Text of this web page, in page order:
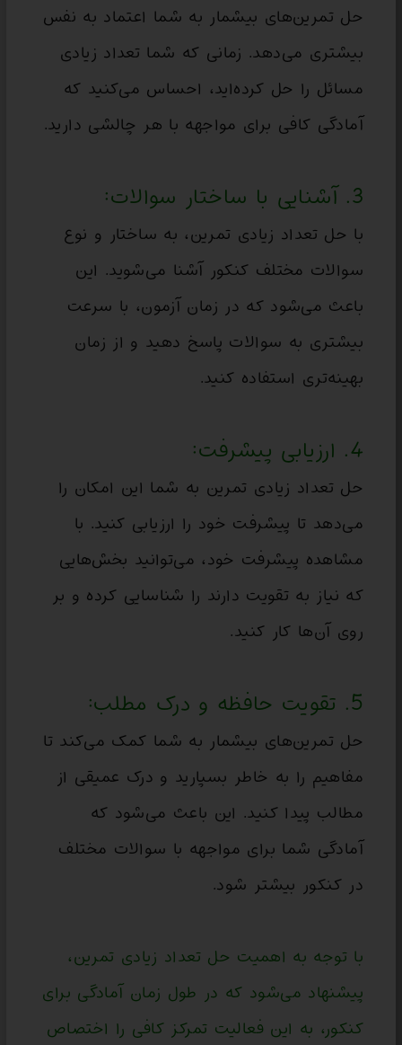
حل تمرین‌های بیشمار به شما اعتماد به نفس
بیشتری می‌دهد. زمانی که شما تعداد زیادی
مسائل را حل کرده‌اید، احساس می‌کنید که
آمادگی کافی برای مواجهه با هر چالشی دارید.
3. آشنایی با ساختار سوالات:
با حل تعداد زیادی تمرین، به ساختار و نوع
سوالات مختلف کنکور آشنا می‌شوید. این
باعث می‌شود که در زمان آزمون، با سرعت
بیشتری به سوالات پاسخ دهید و از زمان
بهینه‌تری استفاده کنید.
4. ارزیابی پیشرفت:
حل تعداد زیادی تمرین به شما این امکان را
می‌دهد تا پیشرفت خود را ارزیابی کنید. با
مشاهده پیشرفت خود، می‌توانید بخش‌هایی
که نیاز به تقویت دارند را شناسایی کرده و بر
روی آن‌ها کار کنید.
5. تقویت حافظه و درک مطلب:
حل تمرین‌های بیشمار به شما کمک می‌کند تا
مفاهیم را به خاطر بسپارید و درک عمیقی از
مطالب پیدا کنید. این باعث می‌شود که
آمادگی شما برای مواجهه با سوالات مختلف
در کنکور بیشتر شود.
با توجه به اهمیت حل تعداد زیادی تمرین،
پیشنهاد می‌شود که در طول زمان آمادگی برای
کنکور، به این فعالیت تمرکز کافی را اختصاص